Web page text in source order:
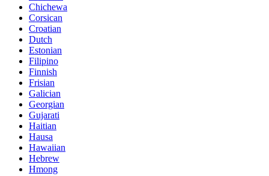
Chichewa
Corsican
Croatian
Dutch
Estonian
Filipino
Finnish
Frisian
Galician
Georgian
Gujarati
Haitian
Hausa
Hawaiian
Hebrew
Hmong